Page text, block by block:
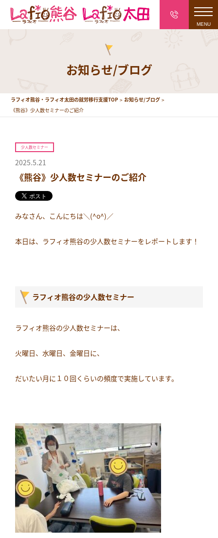
お知らせ/ブログ
ラフィオ熊谷・ラフィオ太田の就労移行支援TOP
お知らせ/ブログ
《熊谷》少人数セミナーのご紹介
少人数セミナー
2025.5.21
《熊谷》少人数セミナーのご紹介
みなさん、こんにちは＼(^o^)／
本日は、ラフィオ熊谷の少人数セミナーをレポートします！
ラフィオ熊谷の少人数セミナー
ラフィオ熊谷の少人数セミナーは、
火曜日、水曜日、金曜日に、
だいたい月に１０回くらいの頻度で実施しています。